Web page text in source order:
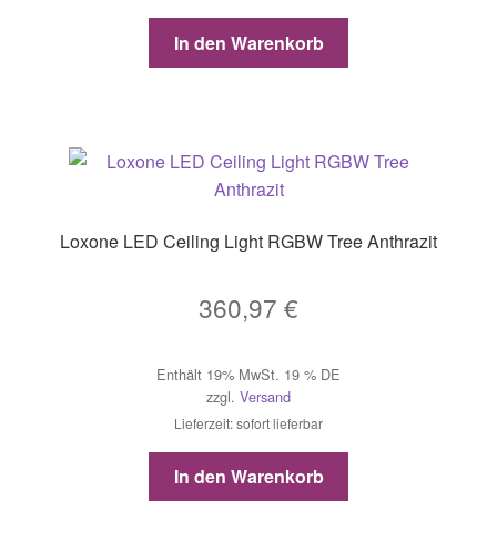
In den Warenkorb
Loxone LED Ceiling Light RGBW Tree Anthrazit
360,97 €
Enthält 19% MwSt. 19 % DE
zzgl. Versand
Lieferzeit: sofort lieferbar
In den Warenkorb